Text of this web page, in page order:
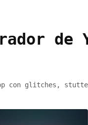
de
con glitches,